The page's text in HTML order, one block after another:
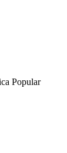
Popular